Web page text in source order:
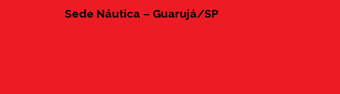
Sede Náutica – Guarujá/SP